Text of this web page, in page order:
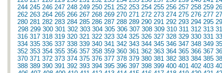
244 245 246 247 248 249 250 251 252 253 254 255 256 257 258 259
262 263 264 265 266 267 268 269 270 271 272 273 274 275 276 277
280 281 282 283 284 285 286 287 288 289 290 291 292 293 294 295
298 299 300 301 302 303 304 305 306 307 308 309 310 311 312 313
316 317 318 319 320 321 322 323 324 325 326 327 328 329 330 331
334 335 336 337 338 339 340 341 342 343 344 345 346 347 348 349
352 353 354 355 356 357 358 359 360 361 362 363 364 365 366 367
370 371 372 373 374 375 376 377 378 379 380 381 382 383 384 385
388 389 390 391 392 393 394 395 396 397 398 399 400 401 402 403